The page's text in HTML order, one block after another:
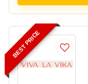
BEST PRICE